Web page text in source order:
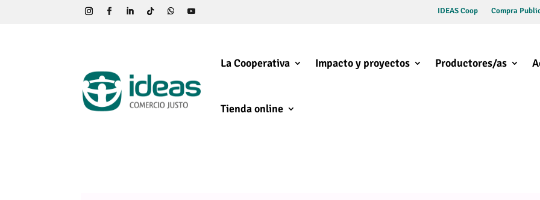
IDEAS Coop Compra
La Cooperativa Impacto y proyectos Productores/as
Tienda online